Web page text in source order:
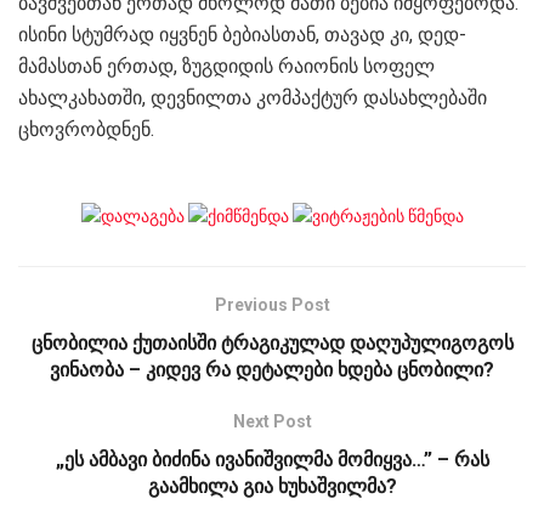
ისინი სტუმრად იყვნენ ბებიასთან, თავად კი, დედ-
მამასთან ერთად, ზუგდიდის რაიონის სოფელ
ახალკახათში, დევნილთა კომპაქტურ დასახლებაში
ცხოვრობდნენ.
Previous Post
ცნობილია ქუთაისში ტრაგიკულად დაღუპულიგოგოს
ვინაობა – კიდევ რა დეტალები ხდება ცნობილი?
Next Post
„ეს ამბავი ბიძინა ივანიშვილმა მომიყვა…” – რას
გაამხილა გია ხუხაშვილმა?